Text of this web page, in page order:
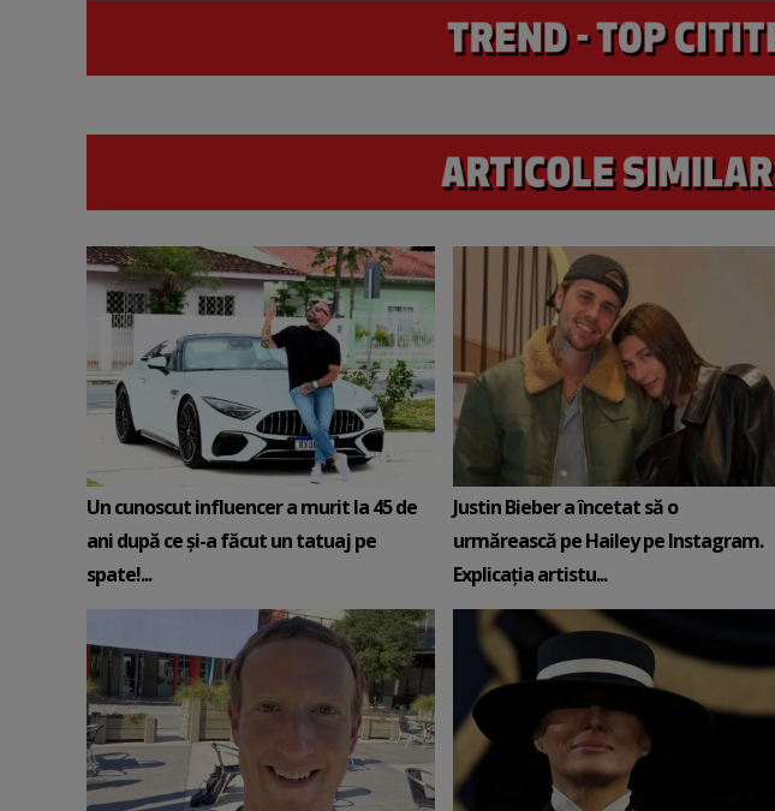
Un cunoscut influencer a murit la 45 de
ani după ce și-a făcut un tatuaj pe
spate!...
Justin Bieber a încetat să o
urmărească pe Hailey pe Instagram.
Explicația artistu...